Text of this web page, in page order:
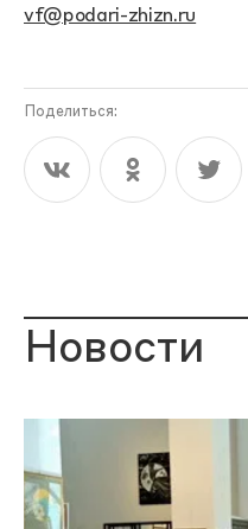
vf@podari-zhizn.ru
Поделиться:
Новости